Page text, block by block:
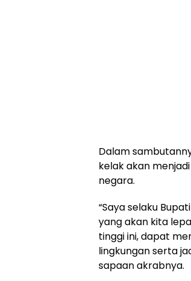
Dalam
kelak akan
negara.
“Saya selaku
yang akan kita
tinggi ini, dapat
lingkungan serta
sapaan akrabnya.